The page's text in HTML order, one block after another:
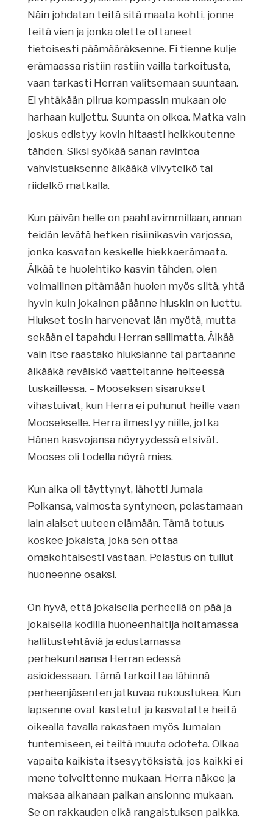
Näin johdatan teitä sitä maata kohti, jonne
teitä vien ja jonka olette ottaneet
tietoisesti päämääräksenne. Ei tienne kulje
erämaassa ristiin rastiin vailla tarkoitusta,
vaan tarkasti Herran valitsemaan suuntaan.
Ei yhtäkään piirua kompassin mukaan ole
harhaan kuljettu. Suunta on oikea. Matka vain
joskus edistyy kovin hitaasti heikkoutenne
tähden. Siksi syökää sanan ravintoa
vahvistuaksenne älkääkä viivytelkö tai
riidelkö matkalla.
Kun päivän helle on paahtavimmillaan, annan
teidän levätä hetken risiinikasvin varjossa,
jonka kasvatan keskelle hiekkaerämaata.
Älkää te huolehtiko kasvin tähden, olen
voimallinen pitämään huolen myös siitä, yhtä
hyvin kuin jokainen päänne hiuskin on luettu.
Hiukset tosin harvenevat iän myötä, mutta
sekään ei tapahdu Herran sallimatta. Älkää
vain itse raastako hiuksianne tai partaanne
älkääkä reväiskö vaatteitanne helteessä
tuskaillessa. – Mooseksen sisarukset
vihastuivat, kun Herra ei puhunut heille vaan
Moosekselle. Herra ilmestyy niille, jotka
Hänen kasvojansa nöyryydessä etsivät.
Mooses oli todella nöyrä mies.
Kun aika oli täyttynyt, lähetti Jumala
Poikansa, vaimosta syntyneen, pelastamaan
lain alaiset uuteen elämään. Tämä totuus
koskee jokaista, joka sen ottaa
omakohtaisesti vastaan. Pelastus on tullut
huoneenne osaksi.
On hyvä, että jokaisella perheellä on pää ja
jokaisella kodilla huoneenhaltija hoitamassa
hallitustehtäviä ja edustamassa
perhekuntaansa Herran edessä
asioidessaan. Tämä tarkoittaa lähinnä
perheenjäsenten jatkuvaa rukoustukea. Kun
lapsenne ovat kastetut ja kasvatatte heitä
oikealla tavalla rakastaen myös Jumalan
tuntemiseen, ei teiltä muuta odoteta. Olkaa
vapaita kaikista itsesyytöksistä, jos kaikki ei
mene toiveittenne mukaan. Herra näkee ja
maksaa aikanaan palkan ansionne mukaan.
Se on rakkauden eikä rangaistuksen palkka.